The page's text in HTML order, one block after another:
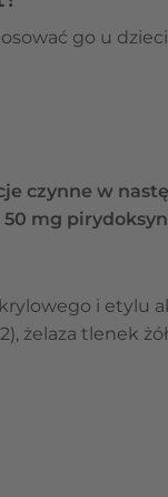
go u
czynne w
mg
i etylu
żelaza tlenek